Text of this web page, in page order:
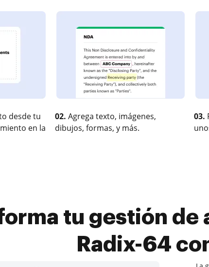
desde tu
en la
02. Agrega texto, imágenes,
dibujos, formas, y más.
03.
tu gestión de
Radix-64